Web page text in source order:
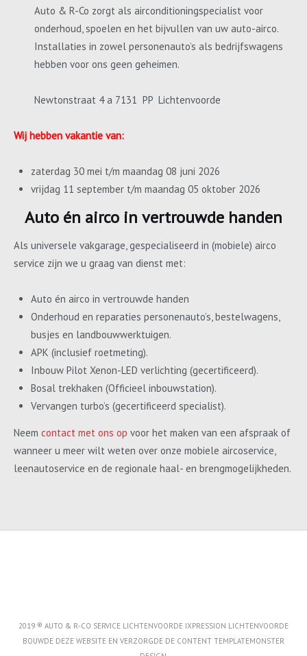
Auto & R-Co zorgt als airconditioningspecialist voor
onderhoud, spoelen en het bijvullen van uw auto-airco.
Installaties in zowel personenauto’s als bedrijfswagens
hebben voor ons geen geheimen.
Newtonstraat 4 a 7131 PP Lichtenvoorde
Wij hebben vakantie van:
zaterdag 30 mei t/m maandag 08 juni 2026
vrijdag 11 september t/m maandag 05 oktober 2026
Auto én airco in vertrouwde handen
Als universele vakgarage, gespecialiseerd in (mobiele) airco
service zijn we u graag van dienst met:
Auto én airco in vertrouwde handen
Onderhoud en reparaties personenauto’s, bestelwagens,
busjes en landbouwwerktuigen.
APK (inclusief roetmeting).
Inbouw Pilot Xenon-LED verlichting (gecertificeerd).
Bosal trekhaken (Officieel inbouwstation).
Vervangen turbo’s (gecertificeerd specialist).
Neem contact met ons op voor het maken van een afspraak of
wanneer u meer wilt weten over onze mobiele aircoservice,
leenautoservice en de regionale haal- en brengmogelijkheden.
2019 ® AUTO & R-CO SERVICE LICHTENVOORDE IXPRESSION LICHTENVOORDE
BOUWDE DEZE WEBSITE EN VERZORGDE DE CONTENT TEMPLATEMONSTER